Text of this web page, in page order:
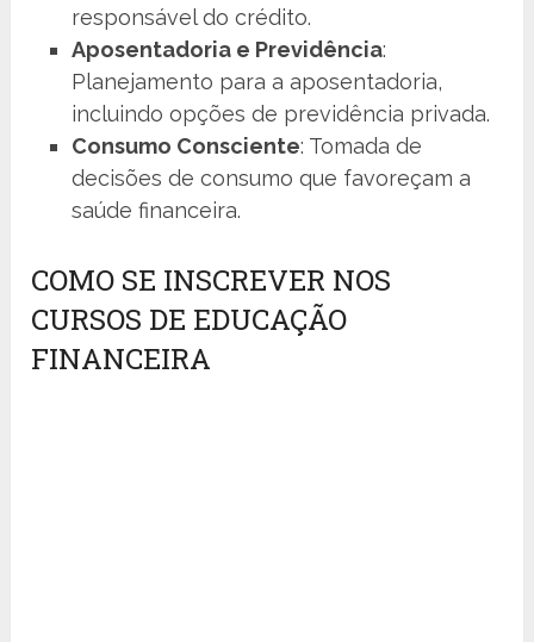
responsável do crédito.
Aposentadoria e Previdência:
Planejamento para a aposentadoria,
incluindo opções de previdência privada.
Consumo Consciente: Tomada de
decisões de consumo que favoreçam a
saúde financeira.
COMO SE INSCREVER NOS
CURSOS DE EDUCAÇÃO
FINANCEIRA